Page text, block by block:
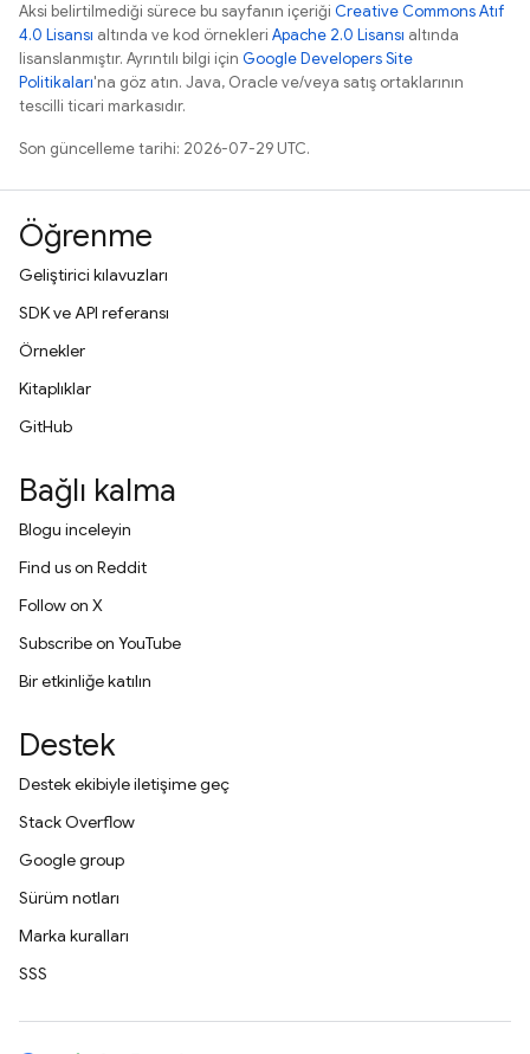
Aksi belirtilmediği sürece bu sayfanın içeriği Creative Commons Atıf
4.0 Lisansı altında ve kod örnekleri Apache 2.0 Lisansı altında
lisanslanmıştır. Ayrıntılı bilgi için Google Developers Site
Politikaları'na göz atın. Java, Oracle ve/veya satış ortaklarının
tescilli ticari markasıdır.
Son güncelleme tarihi: 2026-07-29 UTC.
Öğrenme
Geliştirici kılavuzları
SDK ve API referansı
Örnekler
Kitaplıklar
GitHub
Bağlı kalma
Blogu inceleyin
Find us on Reddit
Follow on X
Subscribe on YouTube
Bir etkinliğe katılın
Destek
Destek ekibiyle iletişime geç
Stack Overflow
Google group
Sürüm notları
Marka kuralları
SSS